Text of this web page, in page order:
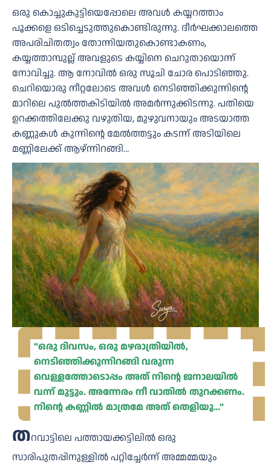
ഒരു കൊച്ചുകുട്ടിയെപ്പോലെ അവൾ കയ്യറത്താം
പൂക്കളെ ഒടിച്ചെടുത്തുകൊണ്ടിരുന്നു. ദീർഘക്കാലത്തെ
അപരിചിതത്വം തോന്നിയതുകൊണ്ടാകണം,
കയ്യത്താമ്പുല്ല് അവളുടെ കയ്യിനെ ചെറുതായൊന്ന്
നോവിച്ചു. ആ നോവിൽ ഒരു സൂചി ചോര പൊടിഞ്ഞു.
ചെറിയൊരു നീറ്റലോടെ അവൾ നെടിഞ്ഞിക്കുന്നിന്റെ
മാറിലെ പുൽത്തകിടിയിൽ അമർന്നുക്കിടന്നു. പതിയെ
ഉറക്കത്തിലേക്കു വഴുതിയ, മുഴുവനായും അടയാത്ത
കണ്ണുകൾ കുന്നിന്റെ മേൽത്തട്ടും കടന്ന് അടിയിലെ
മണ്ണിലേക്ക് ആഴ്ന്നിറങ്ങി…
”ഒരു ദിവസം, ഒരു മഴരാത്രിയിൽ,
നെടിഞ്ഞിക്കുന്നിറങ്ങി വരുന്ന
വെള്ളത്തോടൊപ്പം അത് നിന്റെ ജനാലയിൽ
വന്ന് മുട്ടും. അന്നേരം നീ വാതിൽ തുറക്കണം.
നിന്റെ കണ്ണിൽ മാത്രമേ അത് തെളിയൂ…”
തറവാട്ടിലെ പത്തായക്കട്ടിലിൽ ഒരു
സാരിപുതപ്പിനുള്ളിൽ പറ്റിച്ചേർന്ന് അമ്മമ്മയും